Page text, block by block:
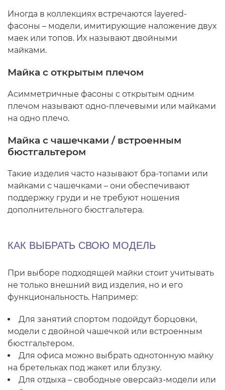
Иногда в коллекциях встречаются layered-
фасоны – модели, имитирующие наложение двух
маек или топов. Их называют двойными
майками.
Майка с открытым плечом
Асимметричные фасоны с открытым одним
плечом называют одно-плечевыми или майками
на одно плечо.
Майка с чашечками / встроенным
бюстгальтером
Такие изделия часто называют бра-топами или
майками с чашечками – они обеспечивают
поддержку груди и не требуют ношения
дополнительного бюстгальтера.
КАК ВЫБРАТЬ СВОЮ МОДЕЛЬ
При выборе подходящей майки стоит учитывать
не только внешний вид изделия, но и его
функциональность. Например:
Для занятий спортом подойдут борцовки,
модели с двойной чашечкой или встроенным
бюстгальтером.
Для офиса можно выбрать однотонную майку
на бретельках под жакет или блузку.
Для отдыха – свободные оверсайз-модели или